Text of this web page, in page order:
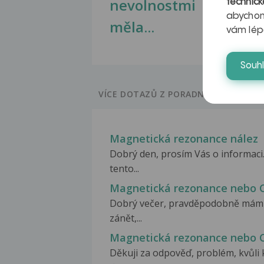
nevolnostmi
měla...
VÍCE DOTAZŮ Z PORADNY
Magnetická rezonance nález
Dobrý den, prosím Vás o
tento...
Magnetická rezonance nebo
Dobrý večer, pravděpodobně
zánět,...
Magnetická rezonance nebo
Děkuji za odpověď, problém, kvůli
vám